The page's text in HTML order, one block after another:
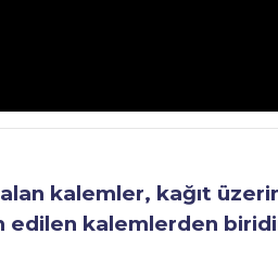
kalemler, kağıt
edilen kalemlerden